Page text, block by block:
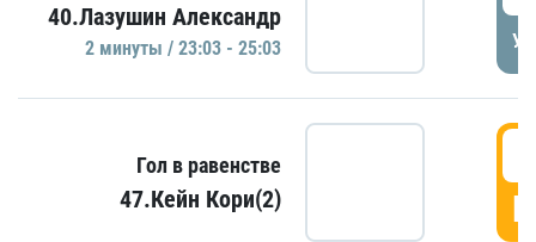
40.Лазушин Александр
2 минуты / 23:03 - 25:03
Гол в равенстве
47.Кейн Кори(2)